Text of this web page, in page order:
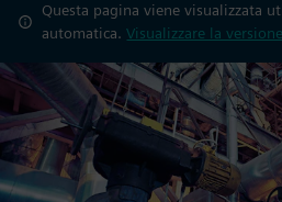
Questa pagina viene visualizzata
automatica.Visualizzare la